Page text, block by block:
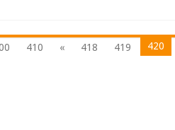
410 « 418 419 420